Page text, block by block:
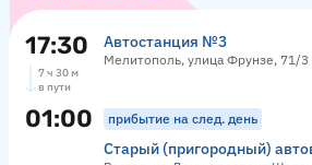
17:30 Автостанция №3
Мелитополь, улица Фрунзе, 71/3
7 ч 30 м
в пути
01:00 прибытие на след. день
Старый (пригородный)